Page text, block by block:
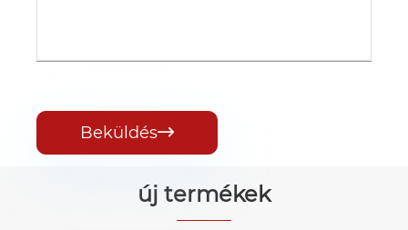
Beküldés
új termékek